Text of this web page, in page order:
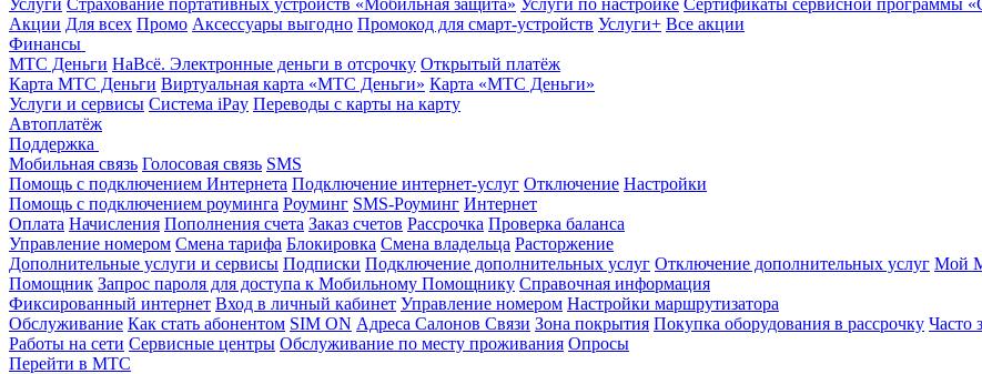
Услуги Страхование портативных устройств «Мобильная защита» Услуги по настройке Сертификаты сервисной программы
Акции Для всех Промо Аксессуары выгодно Промокод для смарт-устройств Услуги+ Все акции
Финансы
МТС Деньги НаВсё. Электронные деньги в отсрочку Открытый платёж
Карта МТС Деньги Виртуальная карта «МТС Деньги» Карта «МТС Деньги»
Услуги и сервисы Система iPay Переводы с карты на карту
Автоплатёж
Поддержка
Мобильная связь Голосовая связь SMS
Помощь с подключением Интернета Подключение интернет-услуг Отключение Настройки
Помощь с подключением роуминга Роуминг SMS-Роуминг Интернет
Оплата Начисления Пополнения счета Заказ счетов Рассрочка Проверка баланса
Управление номером Смена тарифа Блокировка Смена владельца Расторжение
Дополнительные услуги и сервисы Подписки Подключение дополнительных услуг Отключение дополнительных услуг Мой
Помощник Запрос пароля для доступа к Мобильному Помощнику Справочная информация
Фиксированный интернет Вход в личный кабинет Управление номером Настройки маршрутизатора
Обслуживание Как стать абонентом SIM ON Адреса Салонов Связи Зона покрытия Покупка оборудования в рассрочку Часто
Работы на сети Сервисные центры Обслуживание по месту проживания Опросы
Перейти в МТС